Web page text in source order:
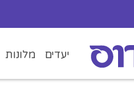
יעדים מלונות